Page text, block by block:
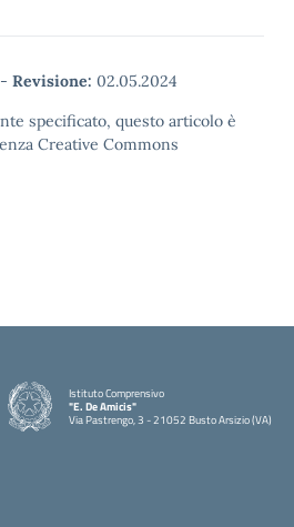
- Revisione: 02.05.2024
specificato, questo articolo è
Creative Commons
Istituto Comprensivo
"E. De Amicis"
Via Pastrengo, 3 - 21052 Busto Arsizio (VA)